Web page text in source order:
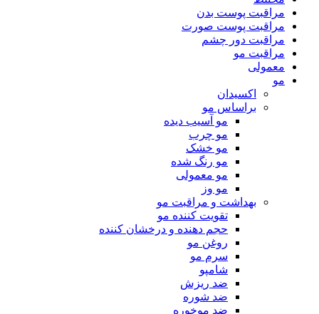
مراقبت پوست بدن
مراقبت پوست صورت
مراقبت دور چشم
مراقبت مو
معمولی
مو
اکسیدان
براساس مو
مو آسیب دیده
مو چرب
مو خشک
مو رنگ شده
مو معمولی
مو وز
بهداشت و مراقبت مو
تقویت کننده مو
حجم دهنده و درخشان کننده
روغن مو
سرم مو
شامپو
ضد ریزش
ضد شوره
ضد موخوره